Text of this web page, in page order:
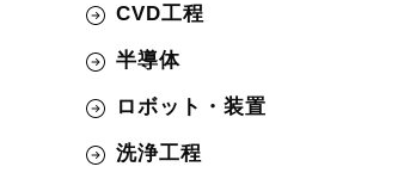
CVD工程
半導体
ロボット・装置
洗浄工程